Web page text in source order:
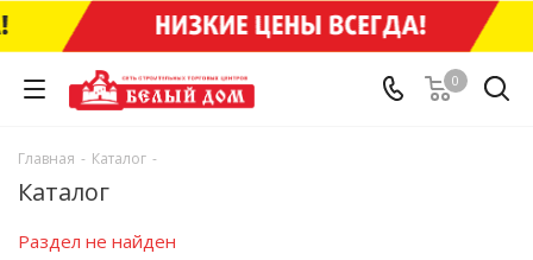
0
Главная - Каталог -
Каталог
Раздел не найден